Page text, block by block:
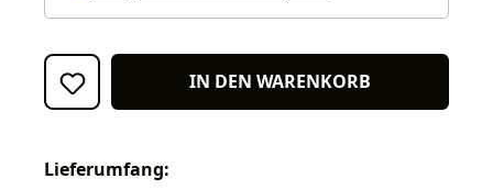
IN DEN WARENKORB
Lieferumfang: